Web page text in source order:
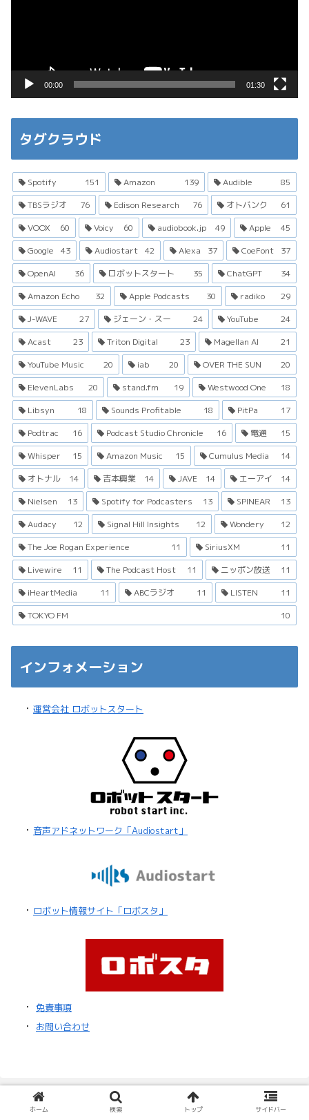
00:00 01:30
タグクラウド
Spotify 151 Amazon 139 Audible
85
TBSラジオ
76 Edison Research 76 オトバンク
61
VOOX
60 Voicy 60 audiobook.jp 49 Apple
45
Google
43 Audiostart 42 Alexa 37 CoeFont
37
OpenAI
36 ロボットスタート 35 ChatGPT
34
Amazon Echo
32 Apple Podcasts 30 radiko
29
J-WAVE
27 ジェーン・スー 24 YouTube
24
Acast
23 Triton Digital 23 Magellan AI
21
YouTube Music
20 iab 20 OVER THE SUN
20
ElevenLabs
20 stand.fm 19 Westwood One
18
Libsyn
18 Sounds Profitable 18 PitPa
17
Podtrac
16 Podcast Studio Chronicle 16 電通
15
Whisper
15 Amazon Music 15 Cumulus Media
14
オトナル
14 吉本興業 14 JAVE 14 エーアイ
14
Nielsen
13 Spotify for Podcasters 13 SPINEAR
13
Audacy
12 Signal Hill Insights 12 Wondery
12
The Joe Rogan Experience
11 SiriusXM
11
Livewire
11 The Podcast Host 11 ニッポン放送
11
iHeartMedia
11 ABCラジオ 11 LISTEN
11
TOKYO FM
10
インフォメーション
・ 運営会社 ロボットスタート
・ 音声アドネットワーク「Audiostart」
・ ロボット情報サイト「ロボスタ」
・ 免責事項
・ お問い合わせ
ホーム 検索 トップ サイドバー